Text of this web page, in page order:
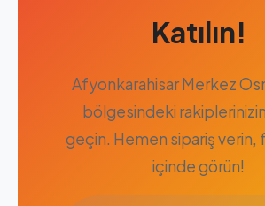
Katılın!
Afyonkarahisar Merkez
bölgesindeki
geçin. Hemen sipariş verin,
içinde görün!